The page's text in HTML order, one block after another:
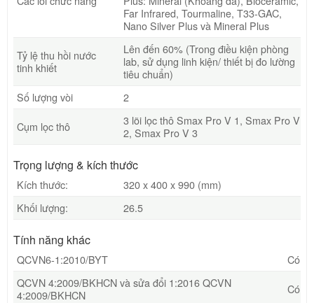
Far Infrared, Tourmaline, T33-GAC,
Nano Silver Plus và Mineral Plus
Tỷ lệ thu hồi nước
tinh khiết
Lên đến 60% (Trong điều kiện phòng
lab, sử dụng linh kiện/ thiết bị đo lường
tiêu chuẩn)
Số lượng vòi
2
Cụm lọc thô
3 lõi lọc thô Smax Pro V 1, Smax Pro V
2, Smax Pro V 3
Trọng lượng & kích thước
Kích thước:
320 x 400 x 990 (mm)
Khối lượng:
26.5
Tính năng khác
QCVN6-1:2010/BYT
Có
QCVN 4:2009/BKHCN và sửa đổi 1:2016 QCVN
4:2009/BKHCN
Có